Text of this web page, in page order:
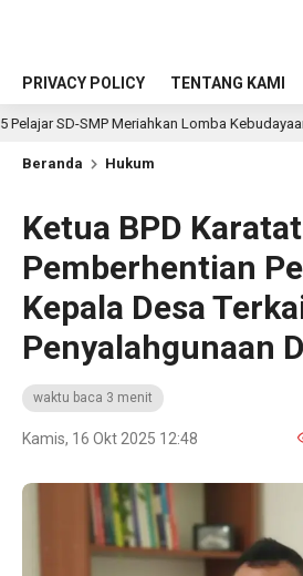
PRIVACY POLICY TENTANG KAMI
Lomba Kebudayaan Peringati HUT RI
Beranda Hukum
Ketua BPD
Pemberhentian
Kepala Desa
Penyalahgunaan
waktu baca 3 menit
Kamis, 16 Okt 2025 12:48